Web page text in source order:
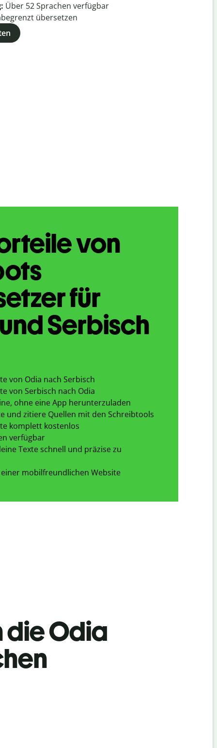
Über 52Sprachen verfügbar
übersetzen
von
für
Serbisch
von Odia nach Serbisch
von Serbisch nach Odia
ohne eine App herunterzuladen
und zitiere Quellen mit den Schreibtools
komplett kostenlos
verfügbar
Texte schnell und präzise zu
mobilfreundlichen Website
die Odia